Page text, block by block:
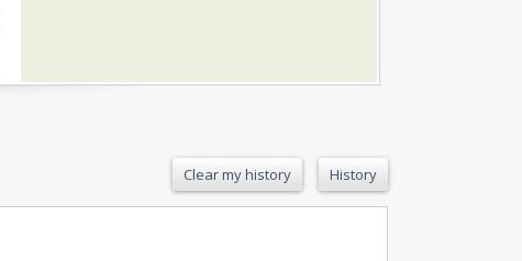
Clear my history History